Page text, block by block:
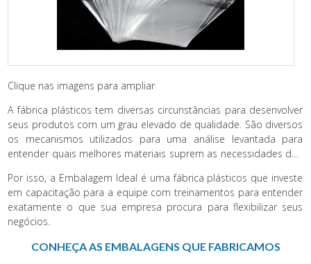
Clique nas imagens para ampliar
A fábrica plásticos tem diversas circunstâncias para desenvolver
seus produtos com um grau elevado de qualidade. São diversos
os mecanismos utilizados para uma análise levantada para
entender quais melhores materiais suprem as necessidades dos
Por isso, a Embalagem Ideal é uma fábrica plásticos que investe
em capacitação para a equipe com treinamentos para entender
exatamente o que sua empresa procura para flexibilizar seus
negócios.
CONHEÇA AS EMBALAGENS QUE FABRICAMOS